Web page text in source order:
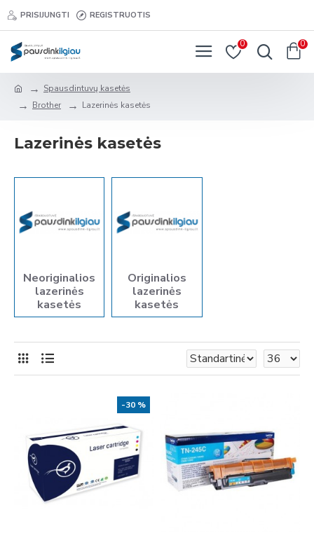
PRISIJUNGTI REGISTRUOTIS
0 0
Spausdintuvų kasetės
Brother
Lazerinės kasetės
Lazerinės kasetės
Neoriginalios
lazerinės
kasetės
Originalios
lazerinės
kasetės
-30 %